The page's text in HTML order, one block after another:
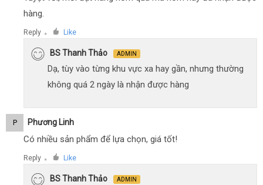
hàng.
Reply ● Like
BS Thanh Thảo ADMIN
Dạ, tùy vào từng khu vực xa hay gần, nhưng thường
không quá 2 ngày là nhận được hàng
P Phương Linh
Có nhiều sản phẩm để lựa chọn, giá tốt!
Reply ● Like
BS Thanh Thảo ADMIN